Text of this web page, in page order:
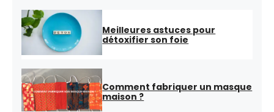
Meilleures astuces pour
détoxifier son foie
Comment fabriquer un masque
maison ?